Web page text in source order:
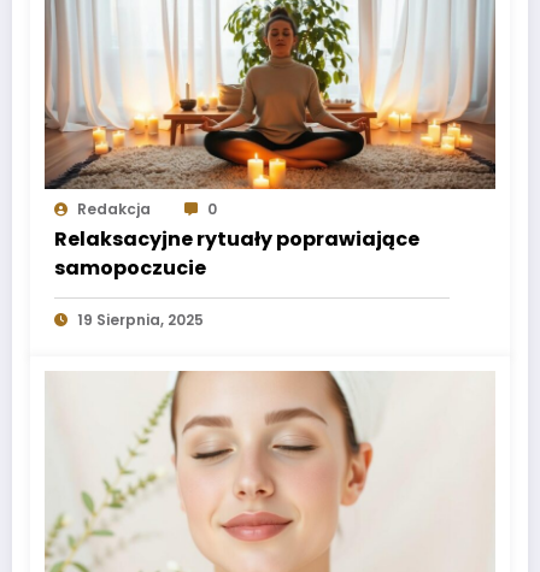
Redakcja 0
Relaksacyjne rytuały poprawiające
samopoczucie
19 Sierpnia, 2025